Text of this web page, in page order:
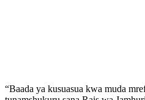
“Baada ya kusuasua kwa muda